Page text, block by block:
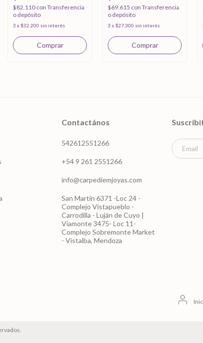
$82.110 con Transferencia
o depósito
3 x $32.200 sin interés
$69.615 con Transferencia
o depósito
3 x $27.300 sin interés
Contactános
542612551266
+54 9 261 2551266
info@carpediemjoyas.com
San Martín 6371 -Loc 24 -
Complejo Vistapueblo -
Carrodilla - Luján de Cuyo |
Viamonte 3475- Loc 11-
Complejo Sobremonte Market
- Vistalba, Mendoza